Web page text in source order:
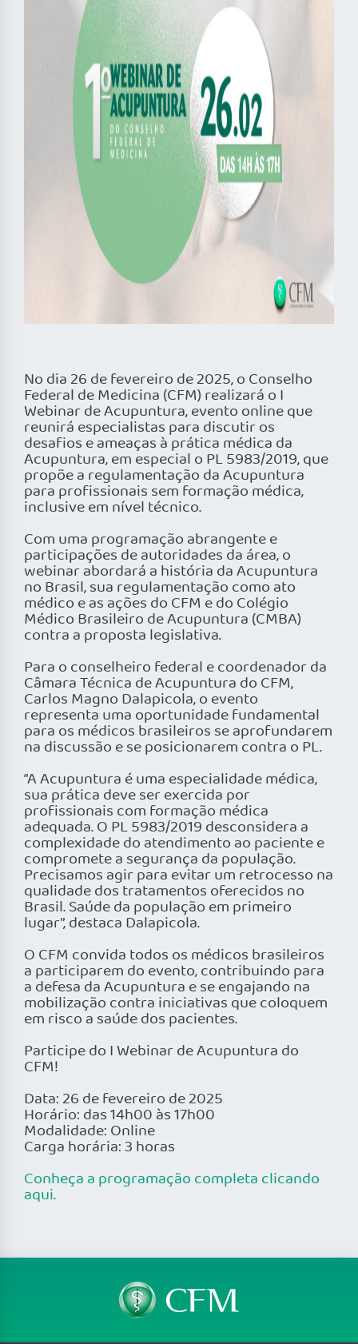
No dia 26 de fevereiro de 2025, o Conselho
Federal de Medicina (CFM) realizará o I
Webinar de Acupuntura, evento online que
reunirá especialistas para discutir os
desafios e ameaças à prática médica da
Acupuntura, em especial o PL 5983/2019, que
propõe a regulamentação da Acupuntura
para profissionais sem formação médica,
inclusive em nível técnico.
Com uma programação abrangente e
participações de autoridades da área, o
webinar abordará a história da Acupuntura
no Brasil, sua regulamentação como ato
médico e as ações do CFM e do Colégio
Médico Brasileiro de Acupuntura (CMBA)
contra a proposta legislativa.
Para o conselheiro federal e coordenador da
Câmara Técnica de Acupuntura do CFM,
Carlos Magno Dalapicola, o evento
representa uma oportunidade fundamental
para os médicos brasileiros se aprofundarem
na discussão e se posicionarem contra o PL.
“A Acupuntura é uma especialidade médica,
sua prática deve ser exercida por
profissionais com formação médica
adequada. O PL 5983/2019 desconsidera a
complexidade do atendimento ao paciente e
compromete a segurança da população.
Precisamos agir para evitar um retrocesso na
qualidade dos tratamentos oferecidos no
Brasil. Saúde da população em primeiro
lugar”, destaca Dalapicola.
O CFM convida todos os médicos brasileiros
a participarem do evento, contribuindo para
a defesa da Acupuntura e se engajando na
mobilização contra iniciativas que coloquem
em risco a saúde dos pacientes.
Participe do I Webinar de Acupuntura do
CFM!
Data: 26 de fevereiro de 2025
Horário: das 14h00 às 17h00
Modalidade: Online
Carga horária: 3 horas
Conheça a programação completa clicando
aqui.